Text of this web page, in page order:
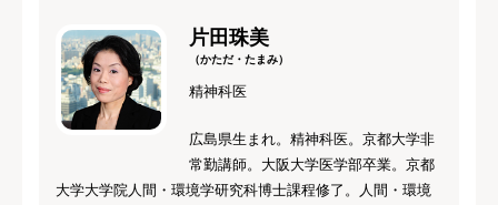
片田珠美
（かただ・たまみ）
精神科医
広島県生まれ。精神科医。京都大学非
常勤講師。大阪大学医学部卒業。京都
大学大学院人間・環境学研究科博士課程修了。人間・環境